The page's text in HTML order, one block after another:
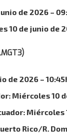
de 2026 –
10 de junio de
de 2026 –
Miércoles 10
Miércoles
Rico/R.